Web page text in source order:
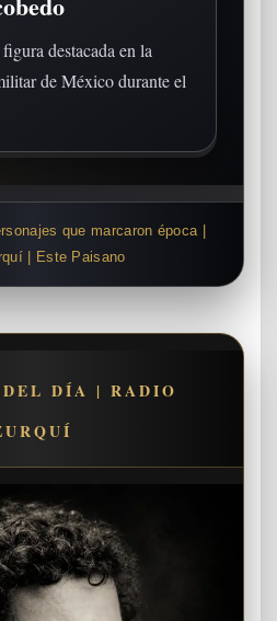
destacada en la
de México durante el
que marcaron época |
| Este Paisano
DÍA | RADIO